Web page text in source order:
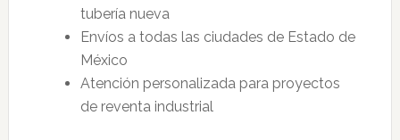
tubería nueva
Envíos a todas las ciudades de Estado de
México
Atención personalizada para proyectos
de reventa industrial